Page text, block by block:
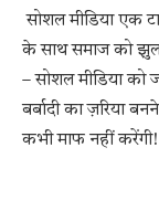
सोशल मीडिया एक
के साथ समाज को
– सोशल मीडिया को
बर्बादी का ज़रिया
कभी माफ नहीं करेंगी!